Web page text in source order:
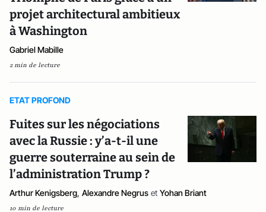
projet architectural ambitieux
à Washington
Gabriel Mabille
2 min de lecture
ETAT PROFOND
Fuites sur les négociations
avec la Russie : y’a-t-il une
guerre souterraine au sein de
l’administration Trump ?
Arthur Kenigsberg, Alexandre Negrus et Yohan Briant
10 min de lecture